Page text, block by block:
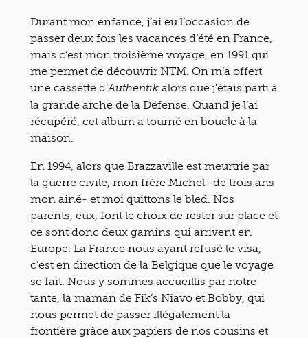
Durant mon enfance, j’ai eu l’occasion de
passer deux fois les vacances d’été en France,
mais c’est mon troisième voyage, en 1991 qui
me permet de découvrir NTM. On m’a offert
une cassette d’Authentik alors que j’étais parti à
la grande arche de la Défense. Quand je l’ai
récupéré, cet album a tourné en boucle à la
maison.
En 1994, alors que Brazzaville est meurtrie par
la guerre civile, mon frère Michel -de trois ans
mon ainé- et moi quittons le bled. Nos
parents, eux, font le choix de rester sur place et
ce sont donc deux gamins qui arrivent en
Europe. La France nous ayant refusé le visa,
c’est en direction de la Belgique que le voyage
se fait. Nous y sommes accueillis par notre
tante, la maman de Fik’s Niavo et Bobby, qui
nous permet de passer illégalement la
frontière grâce aux papiers de nos cousins et